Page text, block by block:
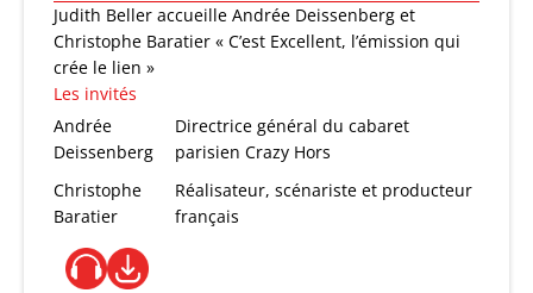
Judith Beller accueille Andrée Deissenberg et
Christophe Baratier « C’est Excellent, l’émission qui
crée le lien »
Les invités
Andrée
Deissenberg
Directrice général du cabaret
parisien Crazy Hors
Christophe
Baratier
Réalisateur, scénariste et producteur
français